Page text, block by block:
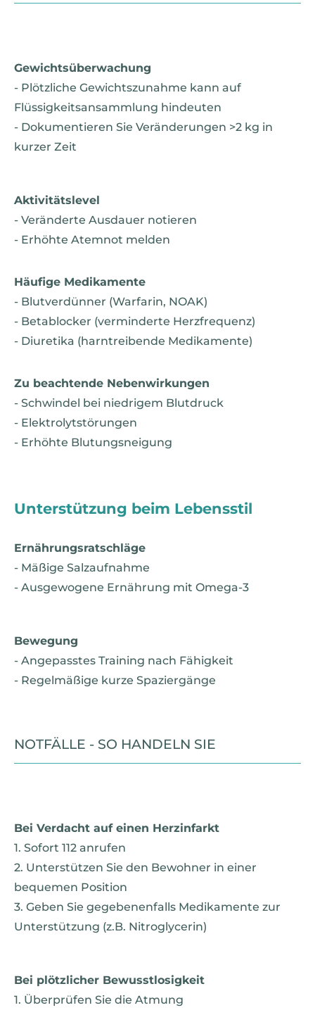
Gewichtsüberwachung
- Plötzliche Gewichtszunahme kann auf
Flüssigkeitsansammlung hindeuten
- Dokumentieren Sie Veränderungen >2 kg in
kurzer Zeit
Aktivitätslevel
- Veränderte Ausdauer notieren
- Erhöhte Atemnot melden
Häufige Medikamente
- Blutverdünner (Warfarin, NOAK)
- Betablocker (verminderte Herzfrequenz)
- Diuretika (harntreibende Medikamente)
Zu beachtende Nebenwirkungen
- Schwindel bei niedrigem Blutdruck
- Elektrolytstörungen
- Erhöhte Blutungsneigung
Unterstützung beim Lebensstil
Ernährungsratschläge
- Mäßige Salzaufnahme
- Ausgewogene Ernährung mit Omega-3
Bewegung
- Angepasstes Training nach Fähigkeit
- Regelmäßige kurze Spaziergänge
NOTFÄLLE - SO HANDELN SIE
Bei Verdacht auf einen Herzinfarkt
1. Sofort 112 anrufen
2. Unterstützen Sie den Bewohner in einer
bequemen Position
3. Geben Sie gegebenenfalls Medikamente zur
Unterstützung (z.B. Nitroglycerin)
Bei plötzlicher Bewusstlosigkeit
1. Überprüfen Sie die Atmung